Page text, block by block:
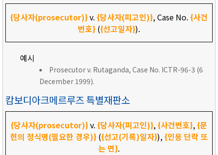
{당사자(prosecutor)}v. {당사자(피고인)}, Case No. {사건
번호} ({선고일자}).
예시
Prosecutor v. Rutaganda, Case No. ICTR-96-3 (6
December 1999).
캄보디아크메르루즈 특별재판소
{당사자(prosecutor)}v. {당사자(피고인)},{사건번호},{문
헌의 정식명(필요한 경우)} ({선고(기록)일자}),{인용 단락 또
는 면}.